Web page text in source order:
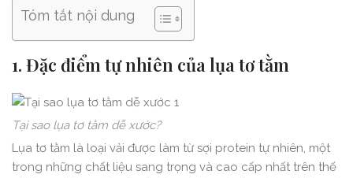
Tóm tắt nội dung
1. Đặc điểm tự nhiên của lụa tơ tằm
Tại sao lụa tơ tằm dễ xước?
Lụa tơ tằm là loại vải được làm từ sợi protein tự nhiên, một
trong những chất liệu sang trọng và cao cấp nhất trên thế